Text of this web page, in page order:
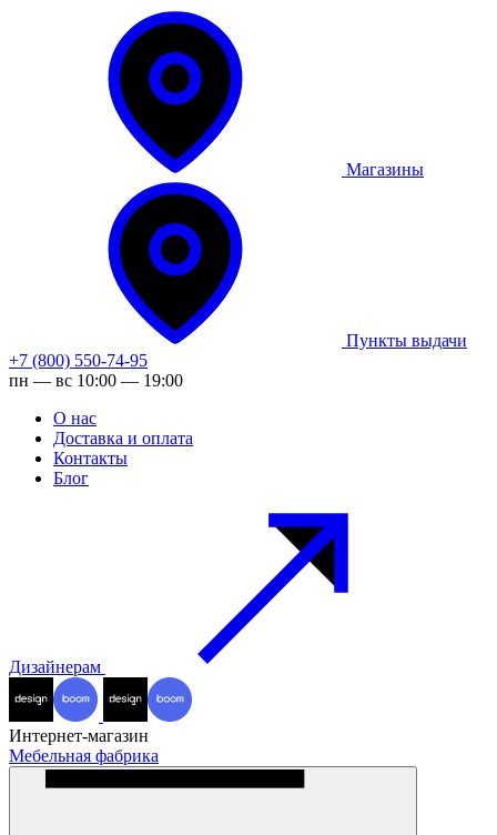
Магазины
Пункты выдачи
+7 (800) 550-74-95
пн — вс 10:00 — 19:00
О нас
Доставка и оплата
Контакты
Блог
Дизайнерам
Интернет-магазин
Мебельная фабрика